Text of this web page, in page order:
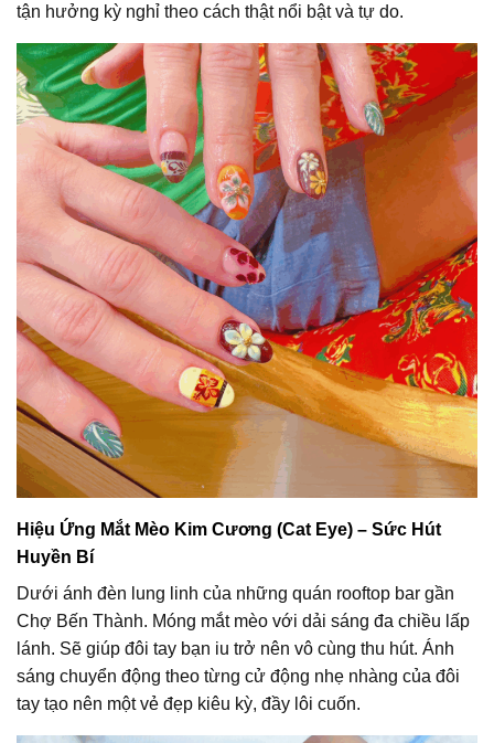
tận hưởng kỳ nghỉ theo cách thật nổi bật và tự do.
Hiệu Ứng Mắt Mèo Kim Cương (Cat Eye) – Sức Hút
Huyền Bí
Dưới ánh đèn lung linh của những quán rooftop bar gần
Chợ Bến Thành. Móng mắt mèo với dải sáng đa chiều lấp
lánh. Sẽ giúp đôi tay bạn iu trở nên vô cùng thu hút. Ánh
sáng chuyển động theo từng cử động nhẹ nhàng của đôi
tay tạo nên một vẻ đẹp kiêu kỳ, đầy lôi cuốn.